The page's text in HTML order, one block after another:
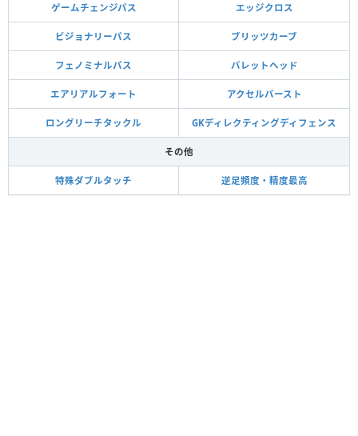
ゲームチェンジパス エッジクロス
ビジョナリーパス ブリッツカーブ
フェノミナルパス バレットヘッド
エアリアルフォート アクセルバースト
ロングリーチタックル GKディレクティングディフェンス
その他
特殊ダブルタッチ 逆足頻度・精度最高